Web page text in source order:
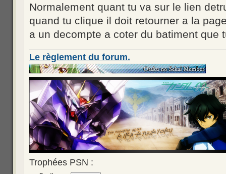
Normalement quant tu va sur le lien
quand tu clique il doit retourner a la
a un decompte a coter du batiment que
Le règlement du forum.
Trophées PSN :